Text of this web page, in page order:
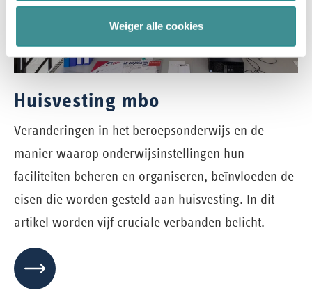
Weiger alle cookies
Huisvesting mbo
Veranderingen in het beroepsonderwijs en de
manier waarop onderwijsinstellingen hun
faciliteiten beheren en organiseren, beïnvloeden de
eisen die worden gesteld aan huisvesting. In dit
artikel worden vijf cruciale verbanden belicht.